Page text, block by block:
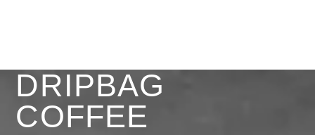
DRIPBAG
COFFEE